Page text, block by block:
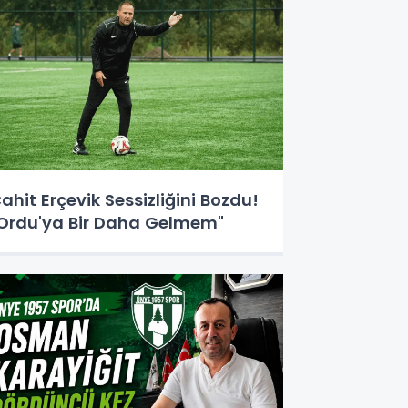
Erçevik Sessizliğini Bozdu!
Bir Daha Gelmem"